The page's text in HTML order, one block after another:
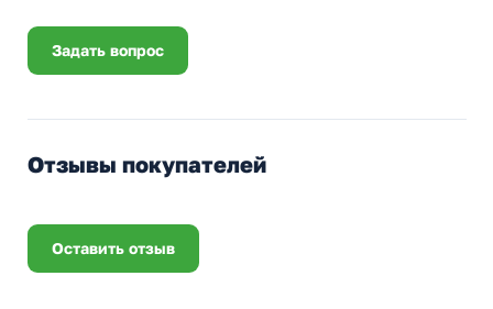
Задать вопрос
Отзывы покупателей
Оставить отзыв